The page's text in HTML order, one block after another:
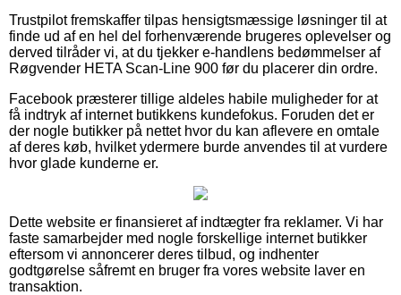
Trustpilot fremskaffer tilpas hensigtsmæssige løsninger til at
finde ud af en hel del forhenværende brugeres oplevelser og
derved tilråder vi, at du tjekker e-handlens bedømmelser af
Røgvender HETA Scan-Line 900 før du placerer din ordre.
Facebook præsterer tillige aldeles habile muligheder for at
få indtryk af internet butikkens kundefokus. Foruden det er
der nogle butikker på nettet hvor du kan aflevere en omtale
af deres køb, hvilket ydermere burde anvendes til at vurdere
hvor glade kunderne er.
Dette website er finansieret af indtægter fra reklamer. Vi har
faste samarbejder med nogle forskellige internet butikker
eftersom vi annoncerer deres tilbud, og indhenter
godtgørelse såfremt en bruger fra vores website laver en
transaktion.